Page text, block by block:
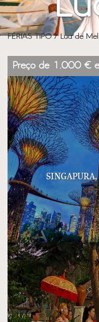
FÉRIAS TIPO / Lua de Mel
Preço de 1.000 €